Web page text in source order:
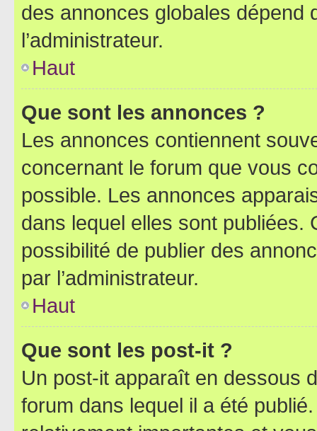
des annonces globales dépend
l’administrateur.
Haut
Que sont les annonces ?
Les annonces contiennent
concernant le forum que vous
possible. Les annonces
dans lequel elles sont publiées.
possibilité de publier des
par l’administrateur.
Haut
Que sont les post-it ?
Un post-it apparaît en dessous
forum dans lequel il a été